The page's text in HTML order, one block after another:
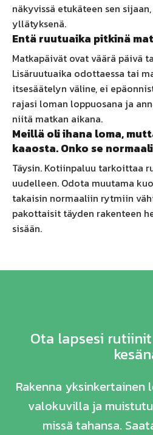
näkyvissä etukäteen sen
yllätyksenä.
Entä ruutuaika pitkinä
Matkapäivät ovat väärä päivä
Lisäruutuaika odottaessa tai
itsesäätelyn väline, ei
rajasi loman loppuosana ja
niitä matkan aikana.
Meillä oli ihana loma,
kaaosta. Onko se
Täysin. Kotiinpaluu tarkoittaa
uudelleen. Odota muutama
takaisin normaaliin rytmiin
pakottaisit täyden rakenteen
sisään.
Ota lapsesi
Rakenna
valokuvilla ja
missä tahansa.